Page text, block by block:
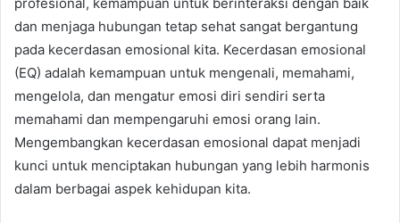
dan menjaga hubungan tetap sehat sangat bergantung
pada kecerdasan emosional kita. Kecerdasan emosional
(EQ) adalah kemampuan untuk mengenali, memahami,
mengelola, dan mengatur emosi diri sendiri serta
memahami dan mempengaruhi emosi orang lain.
Mengembangkan kecerdasan emosional dapat menjadi
kunci untuk menciptakan hubungan yang lebih harmonis
dalam berbagai aspek kehidupan kita.